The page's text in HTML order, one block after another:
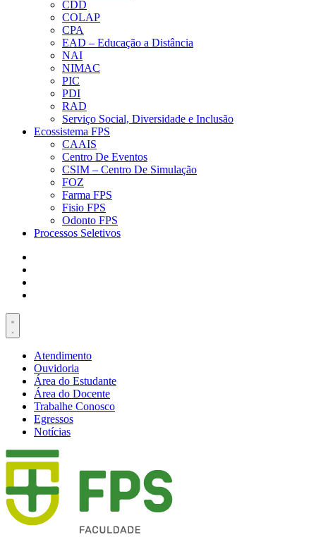
CDD
COLAP
CPA
EAD – Educação a Distância
NAI
NIMAC
PIC
PDI
RAD
Serviço Social, Diversidade e Inclusão
Ecossistema FPS
CAAIS
Centro De Eventos
CSIM – Centro De Simulação
FOZ
Farma FPS
Fisio FPS
Odonto FPS
Processos Seletivos
Atendimento
Ouvidoria
Área do Estudante
Área do Docente
Trabalhe Conosco
Egressos
Notícias